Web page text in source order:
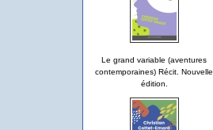
Le grand variable (aventures
contemporaines) Récit. Nouvelle
édition.